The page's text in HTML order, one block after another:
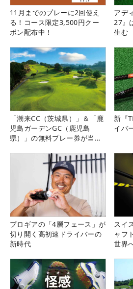
11月までのプレーに2回使え
る！コース限定3,500円クー
ポン配布中！
アデ
27』
生む
「潮来CC（茨城県）」＆「鹿
児島ガーデンGC（鹿児島
県）」の無料プレー券が当た
新『
イバ
プロギアの「4層フェース」が
切り開く高初速ドライバーの
新時代
スイ
ャフ
世界